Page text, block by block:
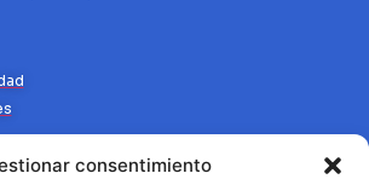
consentimiento